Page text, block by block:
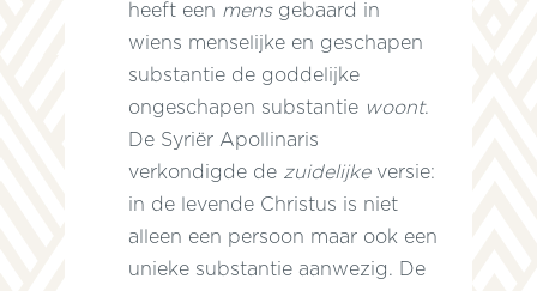
heeft een mensgebaard in
wiens menselijke en geschapen
substantie de goddelijke
ongeschapen substantie woont.
De Syriër Apollinaris
verkondigde de zuidelijkeversie:
in de levende Christus is niet
alleen een persoon maar ook een
unieke substantie aanwezig. De